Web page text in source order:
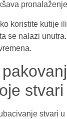
koristite kutije
se nalazi
stvari
stvari